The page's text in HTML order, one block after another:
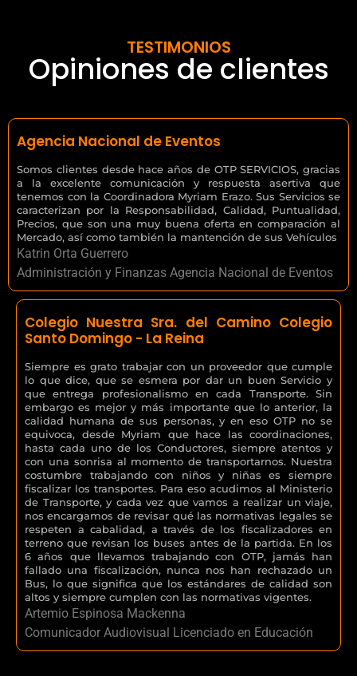
TESTIMONIOS
Opiniones de clientes
Agencia Nacional de Eventos
Somos clientes desde hace años de OTP SERVICIOS, gracias
a la excelente comunicación y respuesta asertiva que
tenemos con la Coordinadora Myriam Erazo. Sus Servicios se
caracterizan por la Responsabilidad, Calidad, Puntualidad,
Precios, que son una muy buena oferta en comparación al
Mercado, así como también la mantención de sus Vehículos
Katrin Orta Guerrero
Administración y Finanzas Agencia Nacional de Eventos
Colegio Nuestra Sra. del Camino Colegio
Santo Domingo - La Reina
Siempre es grato trabajar con un proveedor que cumple
lo que dice, que se esmera por dar un buen Servicio y
que entrega profesionalismo en cada Transporte. Sin
embargo es mejor y más importante que lo anterior, la
calidad humana de sus personas, y en eso OTP no se
equivoca, desde Myriam que hace las coordinaciones,
hasta cada uno de los Conductores, siempre atentos y
con una sonrisa al momento de transportarnos. Nuestra
costumbre trabajando con niños y niñas es siempre
fiscalizar los transportes. Para eso acudimos al Ministerio
de Transporte, y cada vez que vamos a realizar un viaje,
nos encargamos de revisar qué las normativas legales se
respeten a cabalidad, a través de los fiscalizadores en
terreno que revisan los buses antes de la partida. En los
6 años que llevamos trabajando con OTP, jamás han
fallado una fiscalización, nunca nos han rechazado un
Bus, lo que significa que los estándares de calidad son
altos y siempre cumplen con las normativas vigentes.
Artemio Espinosa Mackenna
Comunicador Audiovisual Licenciado en Educación